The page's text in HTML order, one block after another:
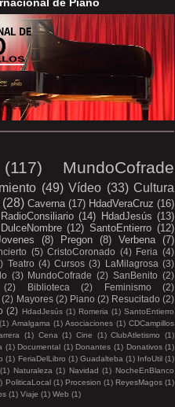
de Piano
(117)
MundoCofrade
(49) Vídeo (33) Cultura
(28) Caverna (17) HdadVeraCruz (16)
RadioConsiliario (14) HdadJesús (13)
DulceNombre (12) SantoEntierro (12)
(8) Pregon (8) Verbena (7)
(5) CristoCoronado (4) Feria (4)
Teatro (4) Cursos (3) LaMilagrosa (3)
(3) MundoCofrade (2) SanBenito (2)
(2) Biblioteca (2) Feminismo
(2)
(2) Mayores (2) Piano (2) Resucitado (2)
(2) HdadJesús (1) Romeria (1) SantoEntierro
(1) Amalgama (1) Asociaciones (1) CDCampillos
(1) Cena (1) Cine (1) ClubAtletismo
(1)
(1) Documental (1) Donantes (1) Donativos (1)
(1) FeriaDelLibro (1) Guadalteba (1) InfoUtil (1)
(1) Naturaleza (1) Navidad (1) NocheEnBlanco
PoliticaLocal (1) Procesion (1) ReyesMagos (1)
(1) Viaje (1) Web (1)